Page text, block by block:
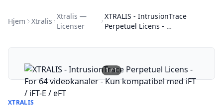
Hjem Xtralis
Xtralis —
Licenser
XTRALIS - IntrusionTrace
Perpetuel Licens - …
1/1
XTRALIS